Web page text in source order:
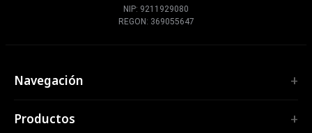
NIP: 9211929080
REGON: 369055647
Navegación
Servicios
Productos